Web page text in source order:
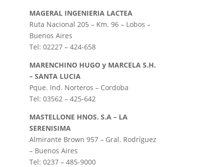
MAGERAL INGENIERIA LACTEA
Ruta Nacional 205 – Km. 96 – Lobos –
Buenos Aires
Tel: 02227 – 424-658
MARENCHINO HUGO y MARCELA S.H.
– SANTA LUCIA
Pque. Ind. Norteros – Cordoba
Tel: 03562 – 425-642
MASTELLONE HNOS. S.A – LA
SERENISIMA
Almirante Brown 957 – Gral. Rodríguez
– Buenos Aires
Tel: 0237 – 485-9000